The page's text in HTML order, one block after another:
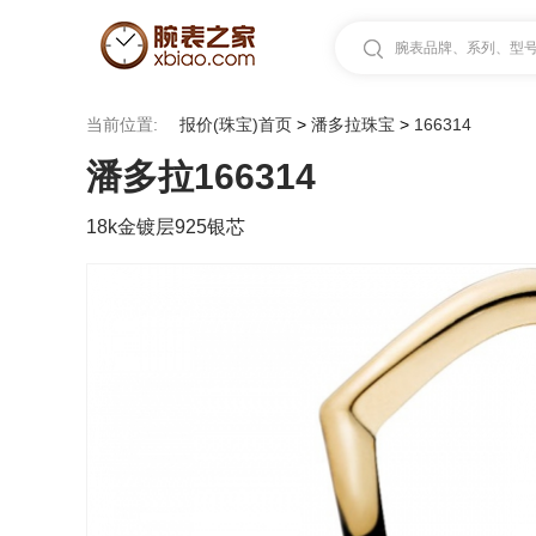
腕表品牌、系列、型
当前位置: 报价(珠宝)首页 > 潘多拉珠宝 > 166314
潘多拉166314
18k金镀层925银芯